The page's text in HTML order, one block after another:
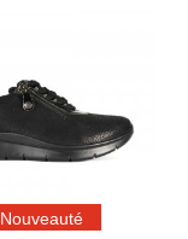
Nouveauté